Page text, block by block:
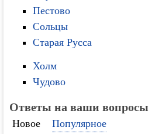
Пестово
Сольцы
Старая Русса
Холм
Чудово
Ответы на ваши вопросы
Новое
Популярное